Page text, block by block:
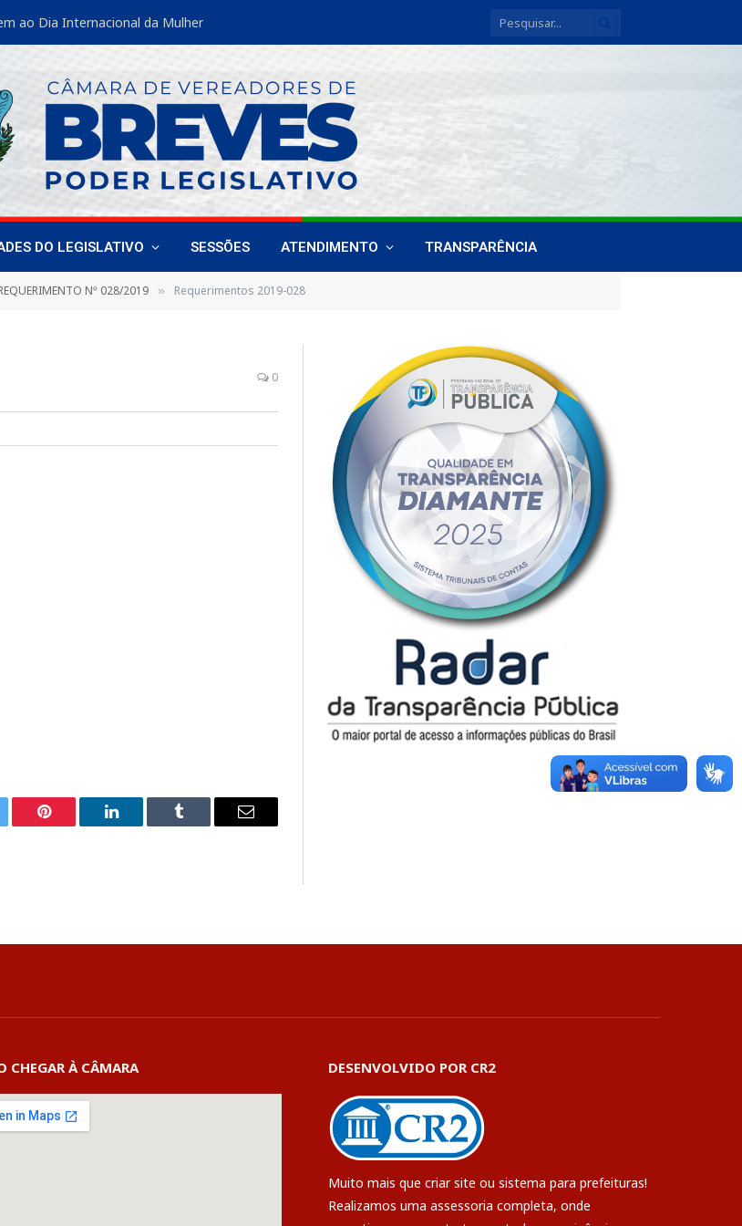
ao Dia Internacional da Mulher
DO LEGISLATIVO SESSÕES ATENDIMENTO TRANSPARÊNCIA
Nº 028/2019 » Requerimentos 2019-028
0
Pinterest LinkedIn Tumblr
E-
CHEGAR À CÂMARA DESENVOLVIDO POR CR2
Muito mais que criar site ou sistema para prefeituras!
Realizamos uma assessoria completa, onde